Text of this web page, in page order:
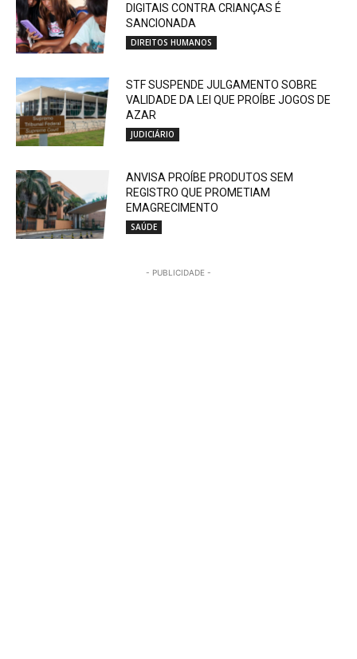
DIGITAIS CONTRA CRIANÇAS É
SANCIONADA
DIREITOS HUMANOS
STF SUSPENDE JULGAMENTO SOBRE
VALIDADE DA LEI QUE PROÍBE JOGOS DE
AZAR
JUDICIÁRIO
ANVISA PROÍBE PRODUTOS SEM
REGISTRO QUE PROMETIAM
EMAGRECIMENTO
SAÚDE
- PUBLICIDADE -